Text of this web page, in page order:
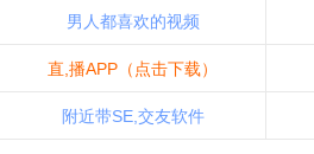
男人都喜欢的视频
直,播APP（点击下载）
附近带SE,交友软件